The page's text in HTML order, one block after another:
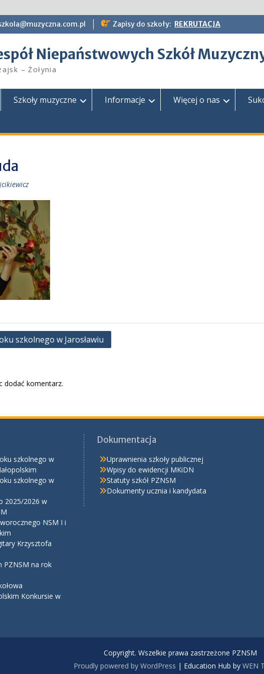
Zapisy do szkoły: REKRUTACJA
Niepaństwowych Szkół
– Żołynia
Szkoły muzyczne Informacje Więcej o nas
szkolnego w Jarosławiu
dodać komentarz.
szkolnego w
szkolnego w
2025/2026 w
NSM I i
Krzysztofa
PZNSM na rok
Konkursie w
Dokumentacja
Uprawnienia szkoły publicznej
Wpisy do ewidencji MKiDN
Statuty szkół PZNSM
Dokumenty ucznia i kandydata
Copyright. Wszelkie prawa zastrzeżone PZNSM
Proudly powered by WordPress | Education Hub by WEN